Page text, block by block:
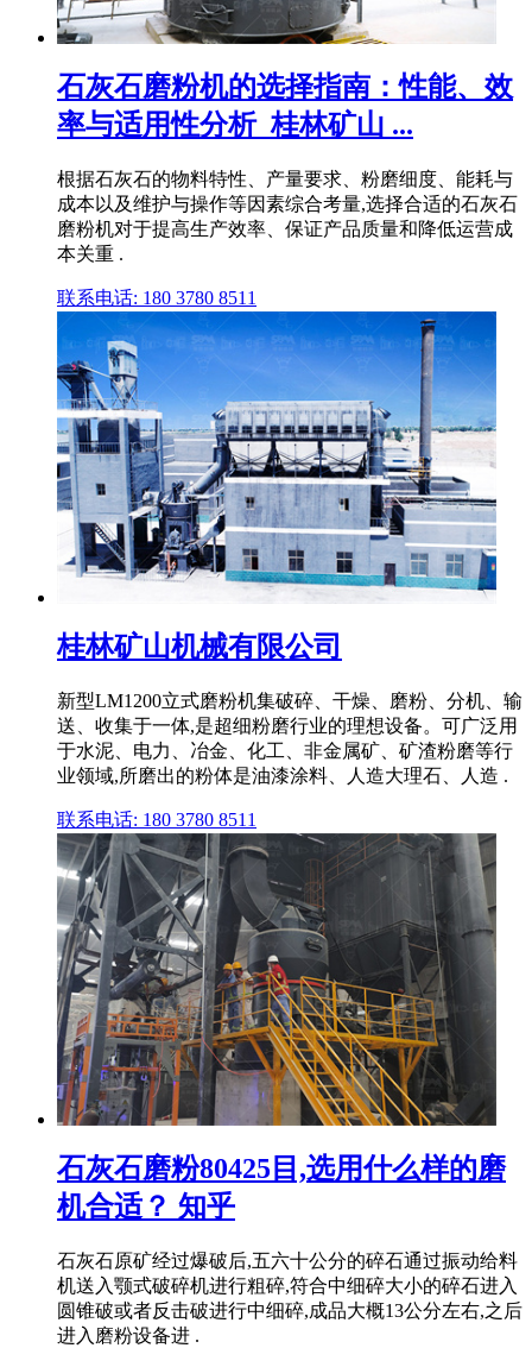
石灰石磨粉机的选择指南：性能、效
率与适用性分析_桂林矿山 ...
根据石灰石的物料特性、产量要求、粉磨细度、能耗与
成本以及维护与操作等因素综合考量,选择合适的石灰石
磨粉机对于提高生产效率、保证产品质量和降低运营成
本关重 .
联系电话: 180 3780 8511
桂林矿山机械有限公司
新型LM1200立式磨粉机集破碎、干燥、磨粉、分机、输
送、收集于一体,是超细粉磨行业的理想设备。可广泛用
于水泥、电力、冶金、化工、非金属矿、矿渣粉磨等行
业领域,所磨出的粉体是油漆涂料、人造大理石、人造 .
联系电话: 180 3780 8511
石灰石磨粉80425目,选用什么样的磨
机合适？ 知乎
石灰石原矿经过爆破后,五六十公分的碎石通过振动给料
机送入颚式破碎机进行粗碎,符合中细碎大小的碎石进入
圆锥破或者反击破进行中细碎,成品大概13公分左右,之后
进入磨粉设备进 .